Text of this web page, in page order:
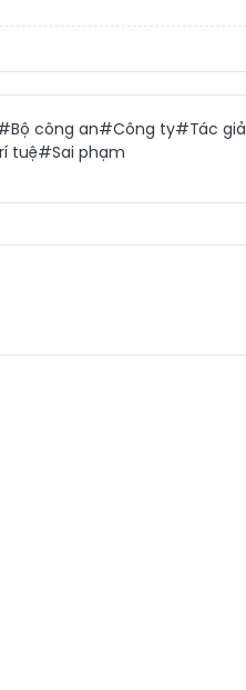
công an#Công ty#Tác giả
tuệ#Sai phạm